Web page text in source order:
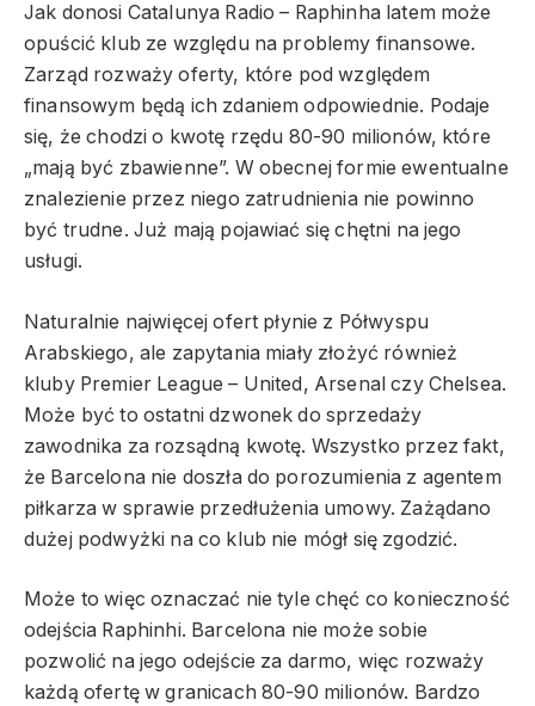
Jak donosi Catalunya Radio – Raphinha latem może
opuścić klub ze względu na problemy finansowe.
Zarząd rozważy oferty, które pod względem
finansowym będą ich zdaniem odpowiednie. Podaje
się, że chodzi o kwotę rzędu 80-90 milionów, które
„mają być zbawienne”. W obecnej formie ewentualne
znalezienie przez niego zatrudnienia nie powinno
być trudne. Już mają pojawiać się chętni na jego
usługi.
Naturalnie najwięcej ofert płynie z Półwyspu
Arabskiego, ale zapytania miały złożyć również
kluby Premier League – United, Arsenal czy Chelsea.
Może być to ostatni dzwonek do sprzedaży
zawodnika za rozsądną kwotę. Wszystko przez fakt,
że Barcelona nie doszła do porozumienia z agentem
piłkarza w sprawie przedłużenia umowy. Zażądano
dużej podwyżki na co klub nie mógł się zgodzić.
Może to więc oznaczać nie tyle chęć co konieczność
odejścia Raphinhi. Barcelona nie może sobie
pozwolić na jego odejście za darmo, więc rozważy
każdą ofertę w granicach 80-90 milionów. Bardzo